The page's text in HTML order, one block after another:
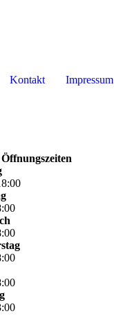
Kontakt Impressum
:00
:00
:00
:00
:00
:00